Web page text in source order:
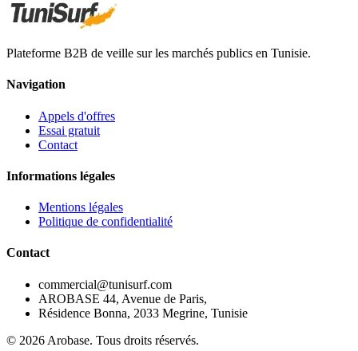
Plateforme B2B de veille sur les marchés publics en Tunisie.
Navigation
Appels d'offres
Essai gratuit
Contact
Informations légales
Mentions légales
Politique de confidentialité
Contact
commercial@tunisurf.com
AROBASE 44, Avenue de Paris,
Résidence Bonna, 2033 Megrine, Tunisie
© 2026 Arobase. Tous droits réservés.